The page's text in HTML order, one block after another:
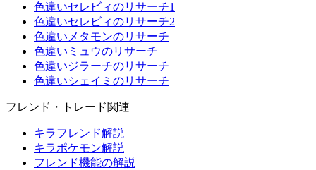
色違いセレビィのリサーチ1
色違いセレビィのリサーチ2
色違いメタモンのリサーチ
色違いミュウのリサーチ
色違いジラーチのリサーチ
色違いシェイミのリサーチ
フレンド・トレード関連
キラフレンド解説
キラポケモン解説
フレンド機能の解説